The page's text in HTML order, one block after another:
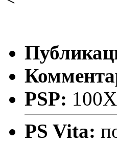
PSP: 100X
PS Vita: